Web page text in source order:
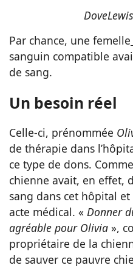
Par chance, une femelle
sanguin compatible
de sang.
Un besoin réel
Celle-ci, prénommée
de thérapie dans
ce type de dons.
chienne avait, en effet,
sang dans cet hôpital et
acte médical. « Donner
agréable pour Olivia »,
propriétaire de la
de sauver ce pauvre